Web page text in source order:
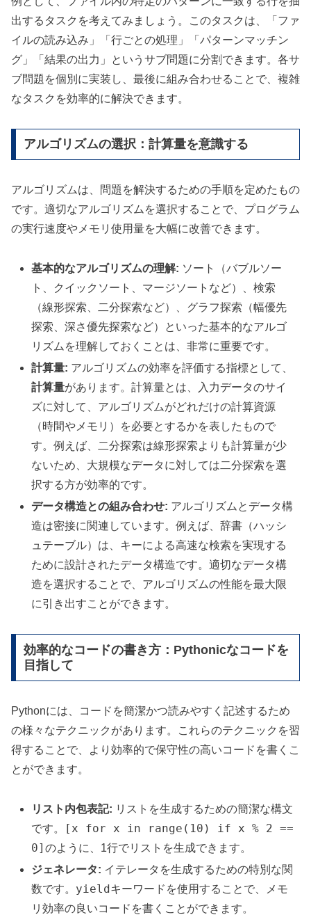
出するタスクを考えてみましょう。このタスクは、「ファ
イルの読み込み」「行ごとの処理」「パターンマッチン
グ」「結果の出力」というサブ問題に分割できます。各サ
ブ問題を個別に実装し、最後に組み合わせることで、複雑
なタスクを効率的に解決できます。
アルゴリズムの選択：計算量を意識する
アルゴリズムは、問題を解決するための手順を定めたもの
です。適切なアルゴリズムを選択することで、プログラム
の実行速度やメモリ使用量を大幅に改善できます。
基本的なアルゴリズムの理解: ソート（バブルソー
ト、クイックソート、マージソートなど）、検索
（線形探索、二分探索など）、グラフ探索（幅優先
探索、深さ優先探索など）といった基本的なアルゴ
リズムを理解しておくことは、非常に重要です。
計算量: アルゴリズムの効率を評価する指標として、
計算量があります。計算量とは、入力データのサイ
ズに対して、アルゴリズムがどれだけの計算資源
（時間やメモリ）を必要とするかを表したもので
す。例えば、二分探索は線形探索よりも計算量が少
ないため、大規模なデータに対しては二分探索を選
択する方が効率的です。
データ構造との組み合わせ: アルゴリズムとデータ構
造は密接に関連しています。例えば、辞書（ハッシ
ュテーブル）は、キーによる高速な検索を実現する
ために設計されたデータ構造です。適切なデータ構
造を選択することで、アルゴリズムの性能を最大限
に引き出すことができます。
効率的なコードの書き方：Pythonicなコードを
目指して
Pythonには、コードを簡潔かつ読みやすく記述するため
の様々なテクニックがあります。これらのテクニックを習
得することで、より効率的で保守性の高いコードを書くこ
とができます。
リスト内包表記: リストを生成するための簡潔な構文
です。
[x for x in range(10) if x % 2 ==
0]のように、1行でリストを生成できます。
ジェネレータ: イテレータを生成するための特別な関
数です。 yieldキーワードを使用することで、メモ
リ効率の良いコードを書くことができます。